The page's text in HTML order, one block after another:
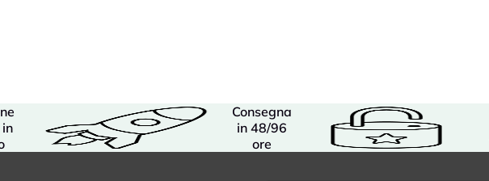
Consegna
in 48/96
ore